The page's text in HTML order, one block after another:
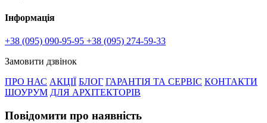
Інформація
+38 (095) 090-95-95 +38 (095) 274-59-33
Замовити дзвінок
ПРО НАС АКЦІЇ БЛОГ ГАРАНТІЯ ТА СЕРВІС КОНТАКТИ
ШОУРУМ ДЛЯ АРХІТЕКТОРІВ
Повідомити про наявність